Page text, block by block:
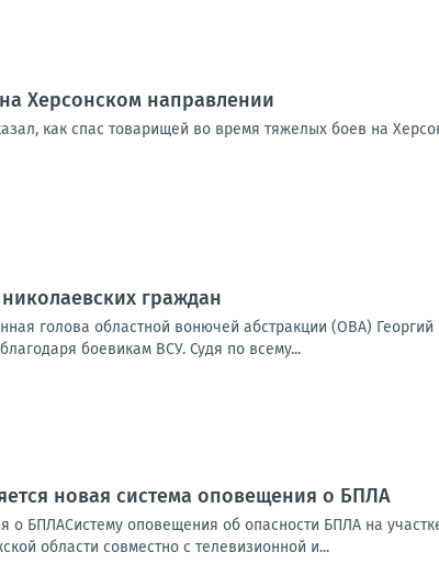
Херсонском направлении
как спас товарищей во время тяжелых боев на
граждан
голова областной вонючей абстракции (ОВА)
боевикам ВСУ. Судя по всему...
новая система оповещения о БПЛА
БПЛАСистему оповещения об опасности БПЛА на
области совместно с телевизионной и...